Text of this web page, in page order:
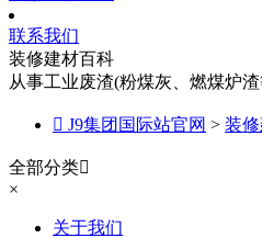
联系我们
装修建材百科
从事工业废渣(粉煤灰、燃煤炉
 J9集团国际站官网 > 装
全部分类
×
关于我们